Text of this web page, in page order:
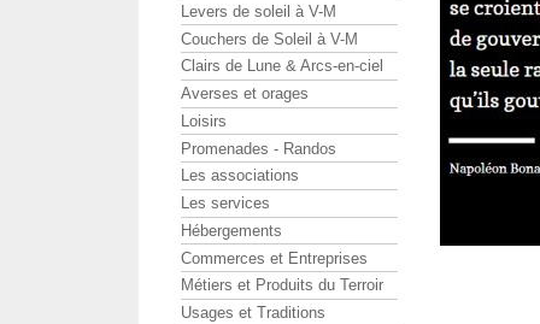
Levers de soleil à V-M
Couchers de Soleil à V-M
Clairs de Lune & Arcs-en-ciel
Averses et orages
Loisirs
Promenades - Randos
Les associations
Les services
Hébergements
Commerces et Entreprises
Métiers et Produits du Terroir
Usages et Traditions